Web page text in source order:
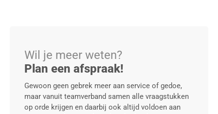
Wil je meer weten?
Plan een afspraak!
Gewoon geen gebrek meer aan service of gedoe,
maar vanuit teamverband samen alle vraagstukken
op orde krijgen en daarbij ook altijd voldoen aan